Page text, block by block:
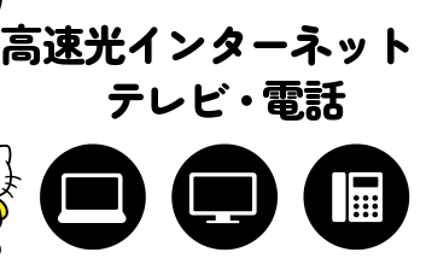
高速光インターネット
テレビ・電話